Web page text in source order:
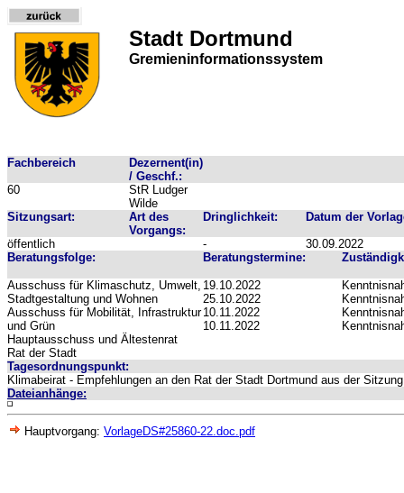
Stadt Dortmund
Gremieninformationssystem
Fachbereich
Dezernent(in)
/ Geschf.:
60
StR Ludger
Wilde
Sitzungsart:
Art des
Vorgangs:
Dringlichkeit:
Datum der
öffentlich
-
30.09.2022
Beratungsfolge:
Beratungstermine:
Ausschuss für Klimaschutz, Umwelt,
Stadtgestaltung und Wohnen
Ausschuss für Mobilität, Infrastruktur
und Grün
Hauptausschuss und Ältestenrat
Rat der Stadt
19.10.2022
25.10.2022
10.11.2022
10.11.2022
Tagesordnungspunkt:
Klimabeirat - Empfehlungen an den Rat der Stadt Dortmund aus der
Dateianhänge: